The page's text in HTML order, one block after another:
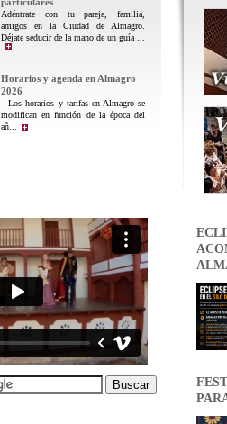
Adéntrate con tu pareja, familia,
amigos en la Ciudad de Almagro.
Déjate seducir de la mano de un guía ...
Horarios y agenda en Almagro
2026
Los horarios y tarifas en Almagro se
modifican en función de la época del
añ...